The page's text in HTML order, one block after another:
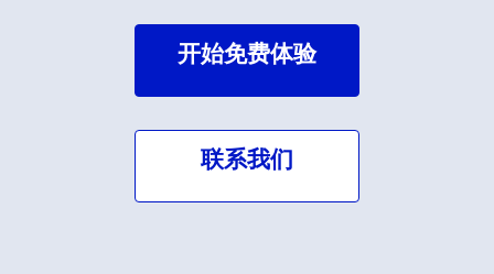
开始免费体验
联系我们